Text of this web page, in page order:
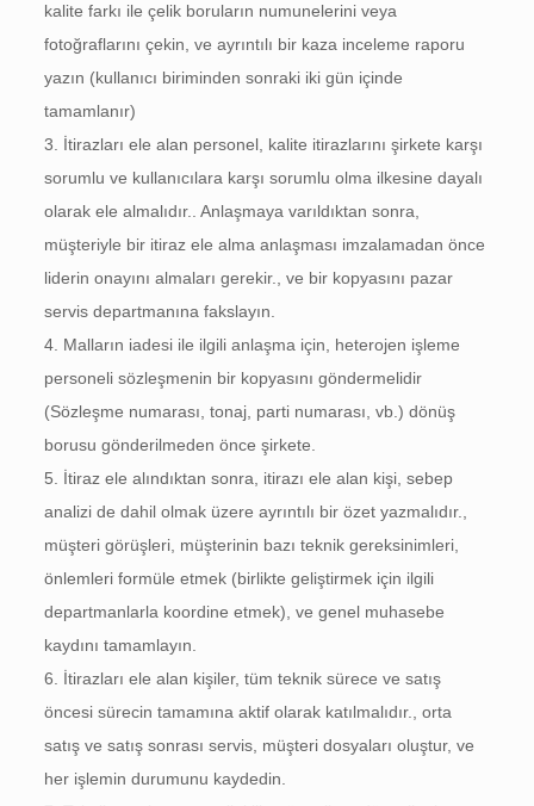
kalite farkı ile çelik boruların numunelerini veya
fotoğraflarını çekin, ve ayrıntılı bir kaza inceleme raporu
yazın (kullanıcı biriminden sonraki iki gün içinde
tamamlanır)
3. İtirazları ele alan personel, kalite itirazlarını şirkete karşı
sorumlu ve kullanıcılara karşı sorumlu olma ilkesine dayalı
olarak ele almalıdır.. Anlaşmaya varıldıktan sonra,
müşteriyle bir itiraz ele alma anlaşması imzalamadan önce
liderin onayını almaları gerekir., ve bir kopyasını pazar
servis departmanına fakslayın.
4. Malların iadesi ile ilgili anlaşma için, heterojen işleme
personeli sözleşmenin bir kopyasını göndermelidir
(Sözleşme numarası, tonaj, parti numarası, vb.) dönüş
borusu gönderilmeden önce şirkete.
5. İtiraz ele alındıktan sonra, itirazı ele alan kişi, sebep
analizi de dahil olmak üzere ayrıntılı bir özet yazmalıdır.,
müşteri görüşleri, müşterinin bazı teknik gereksinimleri,
önlemleri formüle etmek (birlikte geliştirmek için ilgili
departmanlarla koordine etmek), ve genel muhasebe
kaydını tamamlayın.
6. İtirazları ele alan kişiler, tüm teknik sürece ve satış
öncesi sürecin tamamına aktif olarak katılmalıdır., orta
satış ve satış sonrası servis, müşteri dosyaları oluştur, ve
her işlemin durumunu kaydedin.